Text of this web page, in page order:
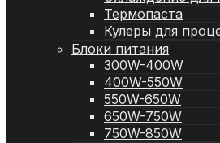
Термопаста
Кулеры для
Блоки питания
300W-400W
400W-550W
550W-650W
650W-750W
750W-850W